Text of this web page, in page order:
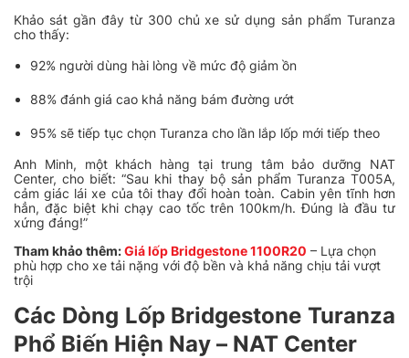
Khảo sát gần đây từ 300 chủ xe sử dụng sản phẩm Turanza
cho thấy:
92% người dùng hài lòng về mức độ giảm ồn
88% đánh giá cao khả năng bám đường ướt
95% sẽ tiếp tục chọn Turanza cho lần lắp lốp mới tiếp theo
Anh Minh, một khách hàng tại trung tâm bảo dưỡng NAT
Center, cho biết: “Sau khi thay bộ sản phẩm Turanza T005A,
cảm giác lái xe của tôi thay đổi hoàn toàn. Cabin yên tĩnh hơn
hẳn, đặc biệt khi chạy cao tốc trên 100km/h. Đúng là đầu tư
xứng đáng!”
Tham khảo thêm:Giá lốp Bridgestone 1100R20 – Lựa chọn
phù hợp cho xe tải nặng với độ bền và khả năng chịu tải vượt
trội
Các Dòng Lốp Bridgestone Turanza
Phổ Biến Hiện Nay – NAT Center